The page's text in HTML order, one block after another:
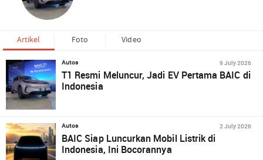
Artikel Foto Video
Autos 9 July 2026
T1 Resmi Meluncur, Jadi EV Pertama BAIC di
Indonesia
Autos 2 July 2026
BAIC Siap Luncurkan Mobil Listrik di
Indonesia, Ini Bocorannya